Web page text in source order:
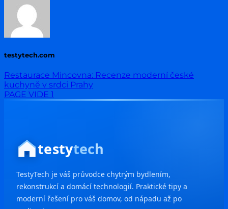
testytech.com
Restaurace Mincovna: Recenze moderní české
kuchyně v srdci Prahy
PAGE VIDE 1
testytech
TestyTech je váš průvodce chytrým bydlením,
rekonstrukcí a domácí technologií. Praktické tipy a
moderní řešení pro váš domov, od nápadu až po